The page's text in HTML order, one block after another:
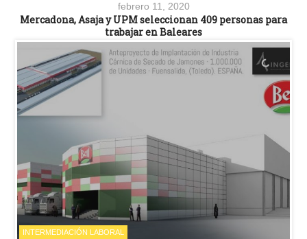
febrero 11, 2020
Mercadona, Asaja y UPM seleccionan 409 personas para
trabajar en Baleares
INTERMEDIACIÓN LABORAL